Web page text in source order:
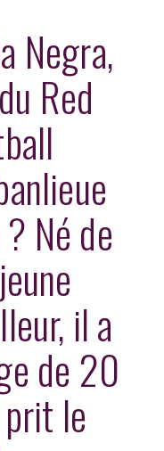
Negra,
Red
Né de
il a
de 20
le